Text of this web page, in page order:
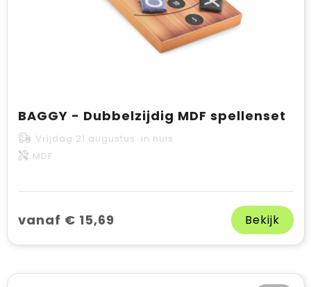
BAGGY - Dubbelzijdig MDF spellenset
Vrijdag 21 augustus in huis
MDF
vanaf € 15,69 Bekijk